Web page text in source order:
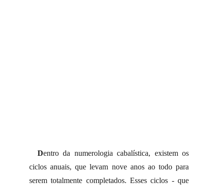
Dentro da numerologia cabalística, existem os
ciclos anuais, que levam nove anos ao todo para
serem totalmente completados. Esses ciclos - que